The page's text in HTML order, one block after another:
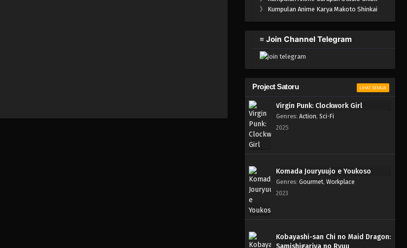
》 Kumpulan Anime Karya Makoto Shinkai
≡ Join Channel Telegram
Project Satoru LIHAT SEMUA
Virgin Punk: Clockwork Girl
Genres: Action, Sci-Fi
2025
Komada Jouryuujo e Youkoso
Genres: Gourmet, Workplace
2023
Kobayashi-san Chi no Maid Dragon:
Samishigariya no Ryuu